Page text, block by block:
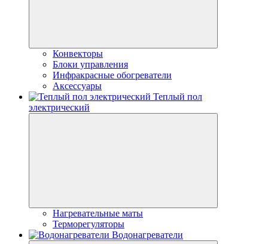
Конвекторы
Блоки управления
Инфракрасные обогреватели
Аксессуары
Теплый пол
электрический
Нагревательные маты
Терморегуляторы
Водонагреватели